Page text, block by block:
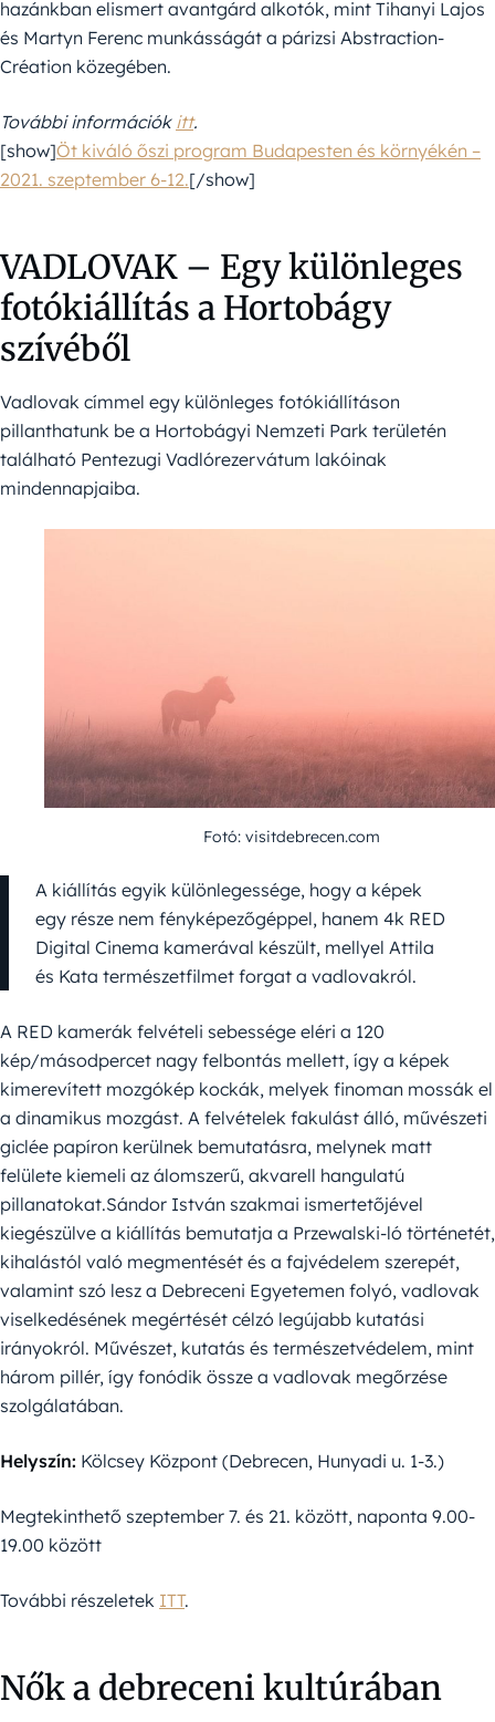
hazánkban elismert avantgárd alkotók, mint Tihanyi Lajos
és Martyn Ferenc munkásságát a párizsi Abstraction-
Création közegében.
További információk itt.
[show]Öt kiváló őszi program Budapesten és környékén –
2021. szeptember 6-12.[/show]
VADLOVAK – Egy különleges
fotókiállítás a Hortobágy
szívéből
Vadlovak címmel egy különleges fotókiállításon
pillanthatunk be a Hortobágyi Nemzeti Park területén
található Pentezugi Vadlórezervátum lakóinak
mindennapjaiba.
Fotó: visitdebrecen.com
A kiállítás egyik különlegessége, hogy a képek
egy része nem fényképezőgéppel, hanem 4k RED
Digital Cinema kamerával készült, mellyel Attila
és Kata természetfilmet forgat a vadlovakról.
A RED kamerák felvételi sebessége eléri a 120
kép/másodpercet nagy felbontás mellett, így a képek
kimerevített mozgókép kockák, melyek finoman mossák el
a dinamikus mozgást. A felvételek fakulást álló, művészeti
giclée papíron kerülnek bemutatásra, melynek matt
felülete kiemeli az álomszerű, akvarell hangulatú
pillanatokat.Sándor István szakmai ismertetőjével
kiegészülve a kiállítás bemutatja a Przewalski-ló történetét,
kihalástól való megmentését és a fajvédelem szerepét,
valamint szó lesz a Debreceni Egyetemen folyó, vadlovak
viselkedésének megértését célzó legújabb kutatási
irányokról. Művészet, kutatás és természetvédelem, mint
három pillér, így fonódik össze a vadlovak megőrzése
szolgálatában.
Helyszín: Kölcsey Központ (Debrecen, Hunyadi u. 1-3.)
Megtekinthető szeptember 7. és 21. között, naponta 9.00-
19.00 között
További részeletek ITT.
Nők a debreceni kultúrában